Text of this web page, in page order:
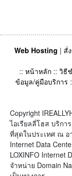
Web Hosting | สั่
:: หน้าหลัก :: วิธี
ข้อมูล/คู่มือบริการ
Copyright
ไอเรียลลี่โฮส บริกา
ที่สุดในประเทศ ณ อ
Internet Data
LOXINFO Internet
จำหน่าย Domain